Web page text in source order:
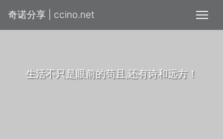
奇诺分享 | ccino.net
生活不只是眼前的苟且,还有诗和远方！